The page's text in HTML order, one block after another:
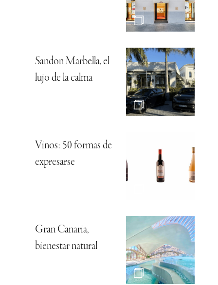
Sandon Marbella, el
lujo de la calma
Vinos: 50 formas de
expresarse
Gran Canaria,
bienestar natural